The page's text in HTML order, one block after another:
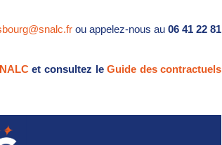
ou appelez-nous au06 41 22 81
et consultez leGuide des contractuels